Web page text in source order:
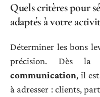
Quels critères pour
adaptés à votre
Déterminer les bons
précision. Dès la
communication, il
à adresser : clients,